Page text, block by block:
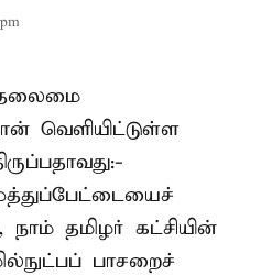
தலைமை
வெளியிட்டுள்ள
தமிழர் கட்சியின்
பாசறைச்